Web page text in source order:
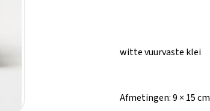
witte vuurvaste klei
Afmetingen:9 × 15 cm